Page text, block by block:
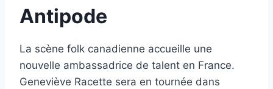
Antipode
La scène folk canadienne accueille une
nouvelle ambassadrice de talent en France.
Geneviève Racette sera en tournée dans